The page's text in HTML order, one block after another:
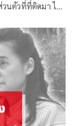
วนตัวที่ที่ติดมา ไม่